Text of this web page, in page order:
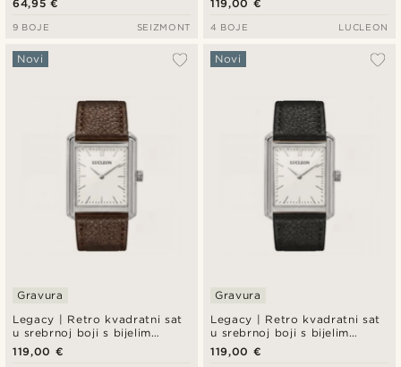
64,95 €
9 BOJE SEIZMONT
remenom
119,00 €
4 BOJE LUCLEON
Legacy | Retro kvadratni sat
u srebrnoj boji s bijelim
brojčanikom i tamnosmeđim
kožnim remenom
Novi
Gravura
119,00 €
Legacy | Retro kvadratni sat
u srebrnoj boji s bijelim
brojčanikom i crnim kožnim
remenom
Novi
Gravura
119,00 €